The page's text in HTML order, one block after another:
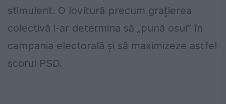
stimulent. O lovitură precum grațierea
colectivă i-ar determina să „pună osul” în
campania electorală și să maximizeze astfel
scorul PSD.